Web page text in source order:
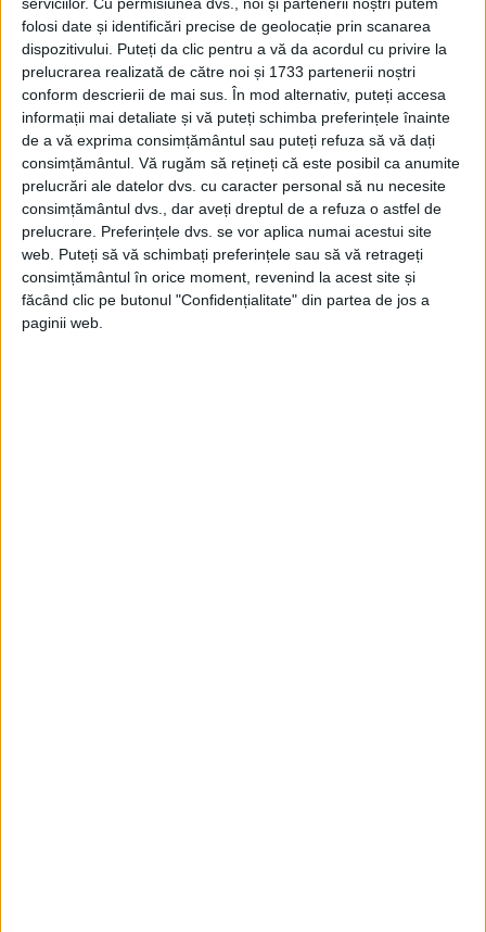
serviciilor. Cu permisiunea dvs., noi și partenerii noștri putem
folosi date și identificări precise de geolocație prin scanarea
dispozitivului. Puteți da clic pentru a vă da acordul cu privire la
prelucrarea realizată de către noi și 1733 partenerii noștri
conform descrierii de mai sus. În mod alternativ, puteți accesa
informații mai detaliate și vă puteți schimba preferințele înainte
de a vă exprima consimțământul sau puteți refuza să vă dați
consimțământul. Vă rugăm să rețineți că este posibil ca anumite
prelucrări ale datelor dvs. cu caracter personal să nu necesite
consimțământul dvs., dar aveți dreptul de a refuza o astfel de
prelucrare. Preferințele dvs. se vor aplica numai acestui site
web. Puteți să vă schimbați preferințele sau să vă retrageți
consimțământul în orice moment, revenind la acest site și
făcând clic pe butonul "Confidențialitate" din partea de jos a
paginii web.
dintre puținele urme materiale ale unei
prezențe evreiești în jurul Ierusalimului în
secolele III-V d.Hr.”, a adăugat Chernin.